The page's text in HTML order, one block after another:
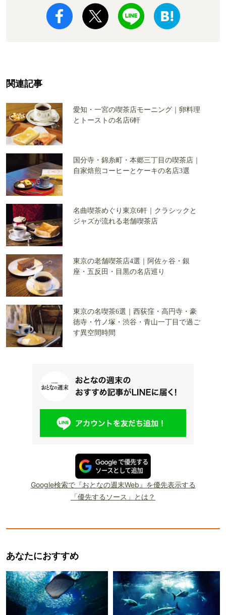
関連記事
愛知・一宮の喫茶店モーニング｜卵料理
とトーストの名店6軒
国分寺・錦糸町・本郷三丁目の喫茶店｜
自家焙煎コーヒーとケーキの名店3選
名曲喫茶めぐり東京6軒｜クラシックと
ジャズが流れる老舗喫茶店
東京の老舗喫茶店4選｜阿佐ヶ谷・銀
座・五反田・目黒の名店巡り
東京の名喫茶6選｜西荻窪・高円寺・豪
徳寺・竹ノ塚・渋谷・青山一丁目で過ご
す異空間時間
Google検索で『おとなの週末Web』を優先表示する
「優先するソース」とは？
あなたにおすすめ